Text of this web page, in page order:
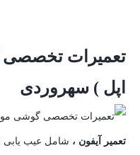
تعمیرات تخصصی
اپل ) سهروردی
تعمیر آیفون ، شامل عیب یابی